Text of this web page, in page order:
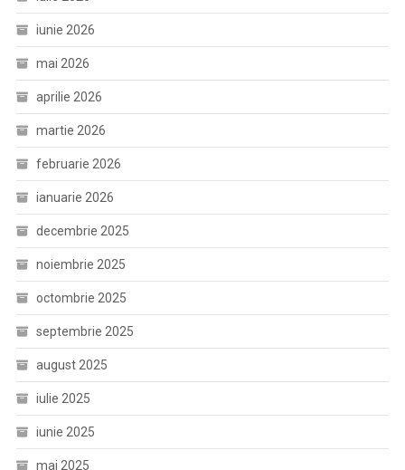
iunie 2026
mai 2026
aprilie 2026
martie 2026
februarie 2026
ianuarie 2026
decembrie 2025
noiembrie 2025
octombrie 2025
septembrie 2025
august 2025
iulie 2025
iunie 2025
mai 2025